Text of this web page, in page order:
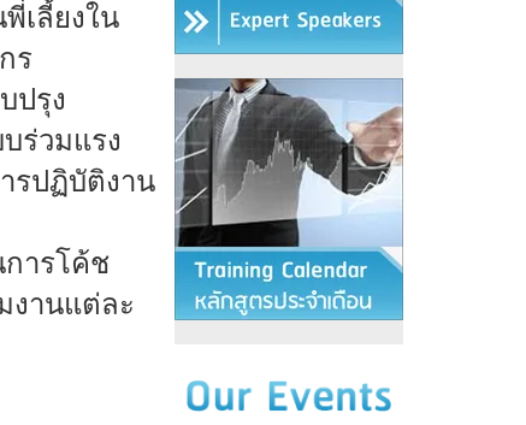
เลี้ยงใน
ร
ปรุง
ร่วมแรง
รปฏิบัติงาน
การโค้ช
งานแต่ละ